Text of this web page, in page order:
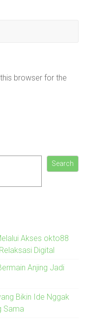
browser for the
Search
Akses okto88
Digital
Anjing Jadi
Bikin Ide Nggak
Sama